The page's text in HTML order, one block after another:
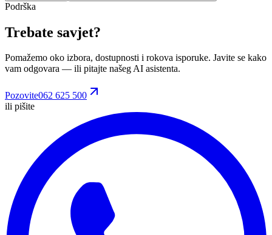
Podrška
Trebate savjet?
Pomažemo oko izbora, dostupnosti i rokova isporuke. Javite se kako
vam odgovara — ili pitajte našeg AI asistenta.
Pozovite062 625 500
ili pišite